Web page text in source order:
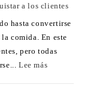
a los clientes
hasta convertirse
comida. En este
pero todas
Lee más